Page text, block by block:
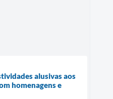
alusivas aos
homenagens e